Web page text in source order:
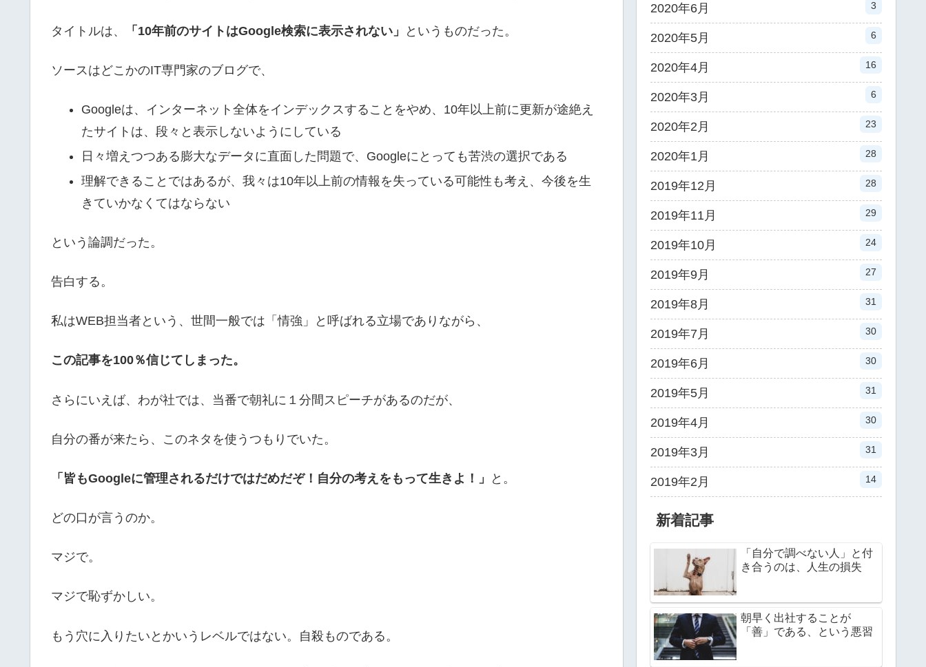
タイトルは、 「10年前のサイトはGoogle検索に表示されない」 というものだった。
ソースはどこかのIT専門家のブログで、
Googleは、インターネット全体をインデックスすることをやめ、10年以上前に更新が途絶え
たサイトは、段々と表示しないようにしている
日々増えつつある膨大なデータに直面した問題で、Googleにとっても苦渋の選択である
理解できることではあるが、我々は10年以上前の情報を失っている可能性も考え、今後を生
きていかなくてはならない
という論調だった。
告白する。
私はWEB担当者という、世間一般では「情強」と呼ばれる立場でありながら、
この記事を100％信じてしまった。
さらにいえば、わが社では、当番で朝礼に１分間スピーチがあるのだが、
自分の番が来たら、このネタを使うつもりでいた。
「皆もGoogleに管理されるだけではだめだぞ！自分の考えをもって生きよ！」 と。
どの口が言うのか。
マジで。
マジで恥ずかしい。
もう穴に入りたいとかいうレベルではない。自殺ものである。
2020年6月 3
2020年5月 6
2020年4月 16
2020年3月 6
2020年2月 23
2020年1月 28
2019年12月 28
2019年11月 29
2019年10月 24
2019年9月 27
2019年8月 31
2019年7月 30
2019年6月 30
2019年5月 31
2019年4月 30
2019年3月 31
2019年2月 14
新着記事
「自分で調べない人」と付
き合うのは、人生の損失
朝早く出社することが
「善」である、という悪習